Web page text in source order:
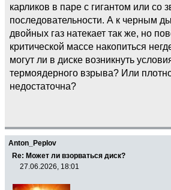
карликов в паре с гигантом или со
последовательности. А к черным
двойных газ натекает так же, но
критической массе накопиться
могут ли в диске возникнуть
термоядерного взрыва? Или
недостаточна?
Anton_Peplov
Re: Может ли взорваться диск?
27.06.2026, 18:01